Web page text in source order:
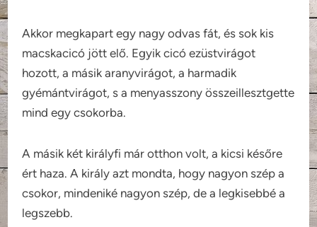
Akkor megkapart egy nagy odvas fát, és sok kis
macskacicó jött elő. Egyik cicó ezüstvirágot
hozott, a másik aranyvirágot, a harmadik
gyémántvirágot, s a menyasszony összeillesztgette
mind egy csokorba.
A másik két királyfi már otthon volt, a kicsi későre
ért haza. A király azt mondta, hogy nagyon szép a
csokor, mindeniké nagyon szép, de a legkisebbé a
legszebb.